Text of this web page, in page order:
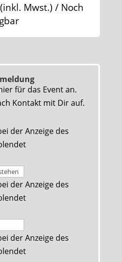
Mwst.) / Noch
für das Event an.
Kontakt mit Dir auf.
der Anzeige des
der Anzeige des
der Anzeige des